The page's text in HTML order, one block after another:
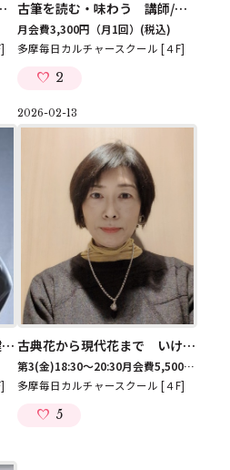
2(土)12:10～13:40 古筆を読む・味わう 講師/福井淳哉・河島由弥 第2(土)10:00～12:00
月会費3,300円（月1回） (税込)
多摩毎日カルチャースクール [４F]
2
新開講「アンチエイジング健康ダンス（コグニダンス）」講師/吉武俊治
2026-02-13
古典花から現代花まで いけばな松花古流 講師/宮川理秋
第3(金)18:30～20:30月会費5,500円
多摩毎日カルチャースクール [４F]
5